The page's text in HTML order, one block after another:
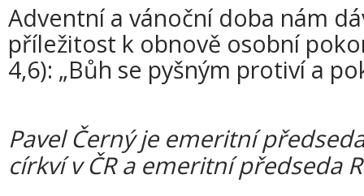
Adventní a vánoční doba nám
příležitost k obnově osobní
4,6): „Bůh se pyšným protiví a
Pavel Černý je emeritní
církví v ČR a emeritní předseda